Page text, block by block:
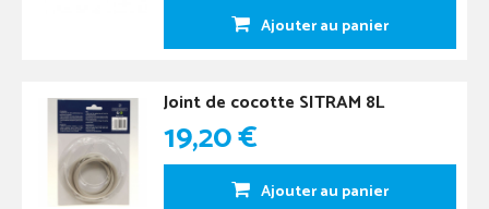
Ajouter au panier
Joint de cocotte SITRAM 8L
19,20 €
Ajouter au panier